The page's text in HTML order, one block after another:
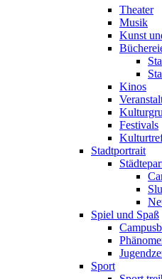
Theater
Musik
Kunst
Kinos
Festivals
Stadtportrait
Spiel und Spaß
Sport